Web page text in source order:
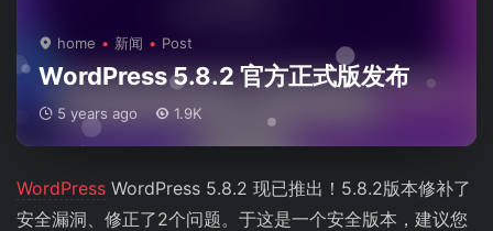
home 新闻 Post
WordPress 5.8.2 官方正式版发布
5 years ago 1.9K
WordPress WordPress 5.8.2 现已推出！5.8.2版本修补了
安全漏洞、修正了2个问题。于这是一个安全版本，建议您